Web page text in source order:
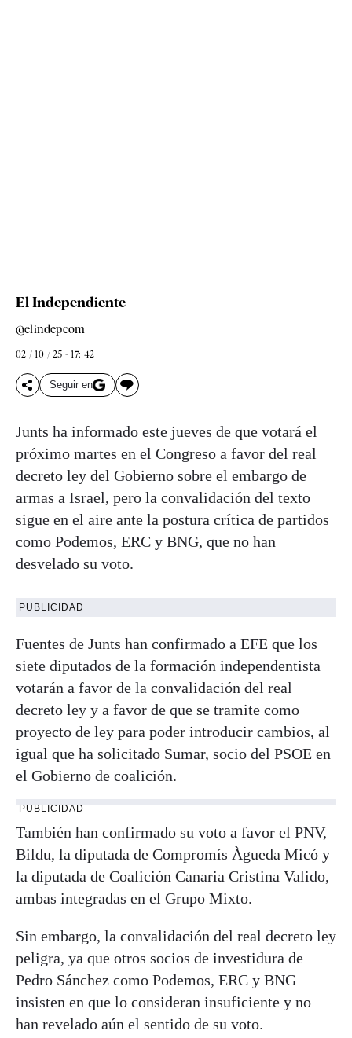
El Independiente
@elindepcom
02 / 10 / 25 - 17: 42
Seguir en
Junts ha informado este jueves de que votará el
próximo martes en el Congreso a favor del real
decreto ley del Gobierno sobre el embargo de
armas a Israel, pero la convalidación del texto
sigue en el aire ante la postura crítica de partidos
como Podemos, ERC y BNG, que no han
desvelado su voto.
PUBLICIDAD
Fuentes de Junts han confirmado a EFE que los
siete diputados de la formación independentista
votarán a favor de la convalidación del real
decreto ley y a favor de que se tramite como
proyecto de ley para poder introducir cambios, al
igual que ha solicitado Sumar, socio del PSOE en
el Gobierno de coalición.
PUBLICIDAD
También han confirmado su voto a favor el PNV,
Bildu, la diputada de Compromís Àgueda Micó y
la diputada de Coalición Canaria Cristina Valido,
ambas integradas en el Grupo Mixto.
Sin embargo, la convalidación del real decreto ley
peligra, ya que otros socios de investidura de
Pedro Sánchez como Podemos, ERC y BNG
insisten en que lo consideran insuficiente y no
han revelado aún el sentido de su voto.